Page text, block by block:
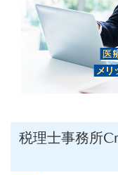
税理士事務所